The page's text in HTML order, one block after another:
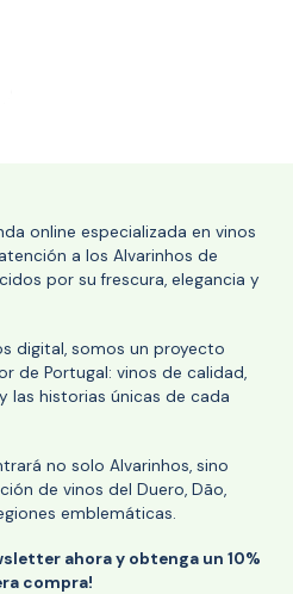
online especializada en vinos
a los Alvarinhos de
por su frescura, elegancia y
digital, somos un proyecto
de Portugal: vinos de calidad,
historias únicas de cada
no solo Alvarinhos, sino
de vinos del Duero, Dão,
emblemáticas.
ahora y obtenga un 10%
compra!